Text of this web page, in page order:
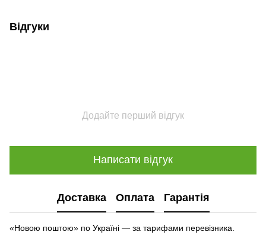
Відгуки
Додайте перший відгук
Написати відгук
Доставка Оплата Гарантія
«Новою поштою» по Україні — за тарифами перевізника.